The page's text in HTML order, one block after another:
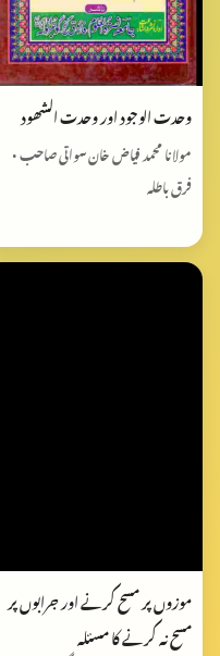
وحدت الوجود اور وحدت الشھود
مولانا محمد فیاض خان سواتی صاحب •
فرق باطلہ
موزوں پر مسح کرنے اور جرابوں پر
مسح نہ کرنے کا مسئلہ